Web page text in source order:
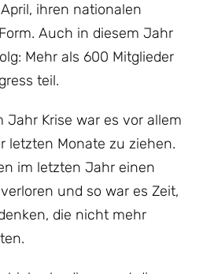
ihren nationalen
Auch in diesem Jahr
Mehr als 600 Mitglieder
teil.
Jahr Krise war es vor allem
letzten Monate zu ziehen.
im letzten Jahr einen
und so war es Zeit,
die nicht mehr